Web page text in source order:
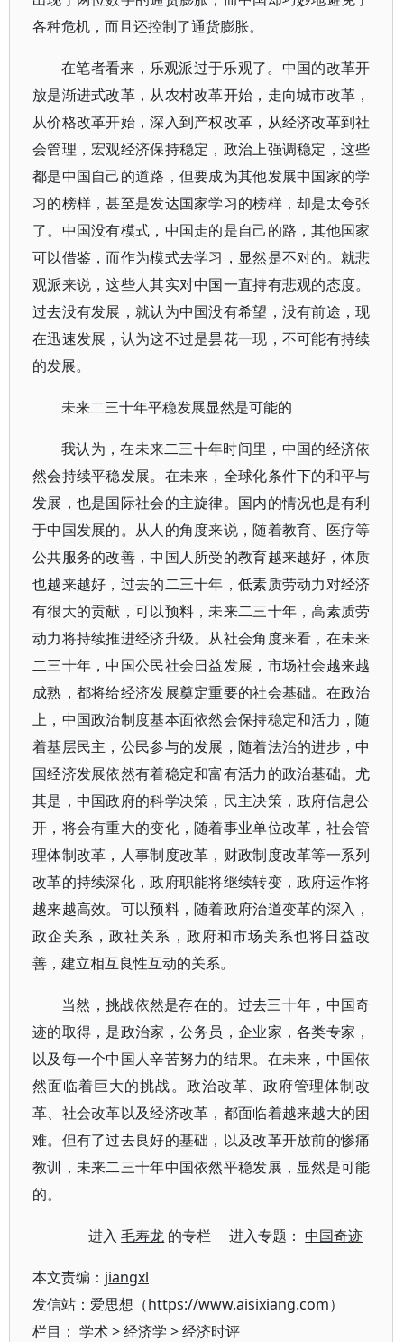
各种危机，而且还控制了通货膨胀。
在笔者看来，乐观派过于乐观了。中国的改革开
放是渐进式改革，从农村改革开始，走向城市改革，
从价格改革开始，深入到产权改革，从经济改革到社
会管理，宏观经济保持稳定，政治上强调稳定，这些
都是中国自己的道路，但要成为其他发展中国家的学
习的榜样，甚至是发达国家学习的榜样，却是太夸张
了。中国没有模式，中国走的是自己的路，其他国家
可以借鉴，而作为模式去学习，显然是不对的。就悲
观派来说，这些人其实对中国一直持有悲观的态度。
过去没有发展，就认为中国没有希望，没有前途，现
在迅速发展，认为这不过是昙花一现，不可能有持续
的发展。
未来二三十年平稳发展显然是可能的
我认为，在未来二三十年时间里，中国的经济依
然会持续平稳发展。在未来，全球化条件下的和平与
发展，也是国际社会的主旋律。国内的情况也是有利
于中国发展的。从人的角度来说，随着教育、医疗等
公共服务的改善，中国人所受的教育越来越好，体质
也越来越好，过去的二三十年，低素质劳动力对经济
有很大的贡献，可以预料，未来二三十年，高素质劳
动力将持续推进经济升级。从社会角度来看，在未来
二三十年，中国公民社会日益发展，市场社会越来越
成熟，都将给经济发展奠定重要的社会基础。在政治
上，中国政治制度基本面依然会保持稳定和活力，随
着基层民主，公民参与的发展，随着法治的进步，中
国经济发展依然有着稳定和富有活力的政治基础。尤
其是，中国政府的科学决策，民主决策，政府信息公
开，将会有重大的变化，随着事业单位改革，社会管
理体制改革，人事制度改革，财政制度改革等一系列
改革的持续深化，政府职能将继续转变，政府运作将
越来越高效。可以预料，随着政府治道变革的深入，
政企关系，政社关系，政府和市场关系也将日益改
善，建立相互良性互动的关系。
当然，挑战依然是存在的。过去三十年，中国奇
迹的取得，是政治家，公务员，企业家，各类专家，
以及每一个中国人辛苦努力的结果。在未来，中国依
然面临着巨大的挑战。政治改革、政府管理体制改
革、社会改革以及经济改革，都面临着越来越大的困
难。但有了过去良好的基础，以及改革开放前的惨痛
教训，未来二三十年中国依然平稳发展，显然是可能
的。
进入毛寿龙 的专栏 进入专题：中国奇迹
本文责编： jiangxl
发信站：爱思想（https://www.aisixiang.com）
栏目： 学术>经济学 >经济时评